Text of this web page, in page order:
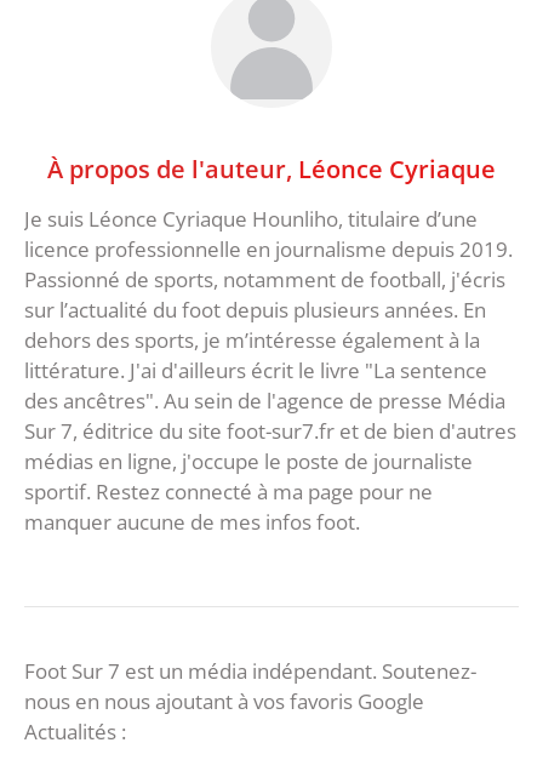
À propos de l'auteur, Léonce Cyriaque
Je suis Léonce Cyriaque Hounliho, titulaire d’une
licence professionnelle en journalisme depuis 2019.
Passionné de sports, notamment de football, j'écris
sur l’actualité du foot depuis plusieurs années. En
dehors des sports, je m’intéresse également à la
littérature. J'ai d'ailleurs écrit le livre "La sentence
des ancêtres". Au sein de l'agence de presse Média
Sur 7, éditrice du site foot-sur7.fr et de bien d'autres
médias en ligne, j'occupe le poste de journaliste
sportif. Restez connecté à ma page pour ne
manquer aucune de mes infos foot.
Foot Sur 7 est un média indépendant. Soutenez-
nous en nous ajoutant à vos favoris Google
Actualités :